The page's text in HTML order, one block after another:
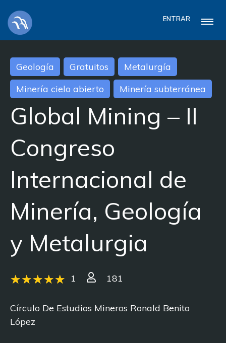
ENTRAR
Geología Gratuitos
Metalurgía
Minería cielo abierto
Minería subterránea
Global Mining – II
Congreso
Internacional de
Minería, Geología
y Metalurgia
1 181
Círculo De Estudios Mineros Ronald Benito
López